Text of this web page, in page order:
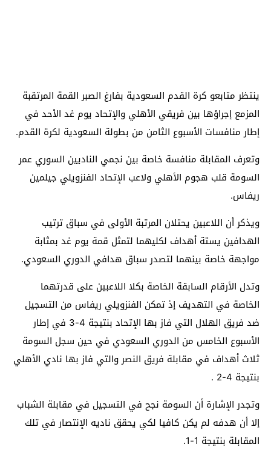
ينتظر متابعو كرة القدم السعودية بفارغ الصبر القمة المرتقبة
المزمع إجراؤها بين فريقي الأهلي والإتحاد يوم غد الأحد في
إطار منافسات الأسبوع الثامن من بطولة السعودية لكرة القدم.
وتعرف المقابلة منافسة خاصة بين نجمي الناديين السوري عمر
السومة قلب هجوم الأهلي ولاعب الإتحاد الفنزويلي جيلمين
ريفاس.
ويذكر أن اللاعبين يحتلان المرتبة الأولى في سباق ترتيب
الهدافين يستة أهداف لكليهما لتمثل قمة يوم غد بمثابة
مواجهة خاصة بينهما لتصدر سباق هدافي الدوري السعودي.
وتدل الأرقام السابقة الخاصة بكلا اللاعبين على قدرتهما
الخاصة في التهديف إذ تمكن الفنزويلي ريفاس من التسجيل
ضد فريق الهلال التي فاز بها الإتحاد بنتيجة 4-3 في إطار
الأسبوع الخامس من الدوري السعودي في حين سجل السومة
ثلاث أهداف في مقابلة فريق النصر والتي فاز بها نادي الأهلي
بنتيجة 4-2 .
وتجدر الإشارة أن السومة نجح في التسجيل في مقابلة الشباب
إلا أن هدفه لم يكن كافيا لكي يحقق ناديه الإنتصار في تلك
المقابلة بنتيجة 1-1.